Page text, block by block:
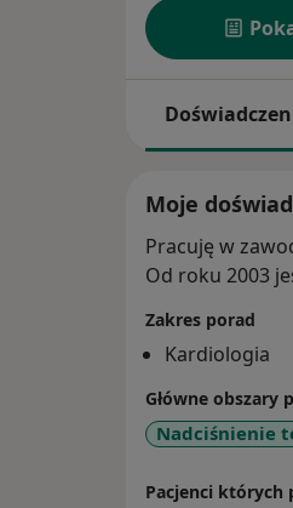
Moje
Pracuję w
Od roku 2003
Zakres porad
Kardiologia
Główne obszary
Nadciśnienie
Pacjenci których